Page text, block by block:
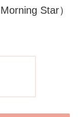
Star）